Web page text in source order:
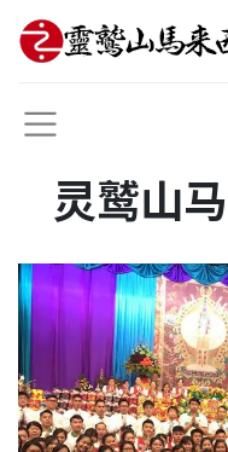
灵鹫山